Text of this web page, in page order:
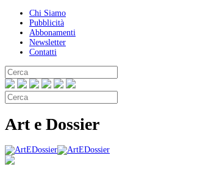
Chi Siamo
Pubblicità
Abbonamenti
Newsletter
Contatti
Art e Dossier